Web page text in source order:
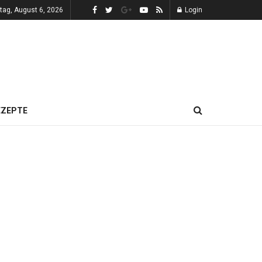
August 6, 2026 Login